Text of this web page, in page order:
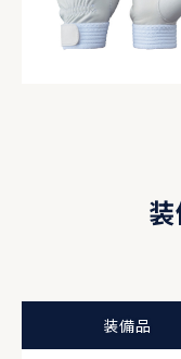
装備品